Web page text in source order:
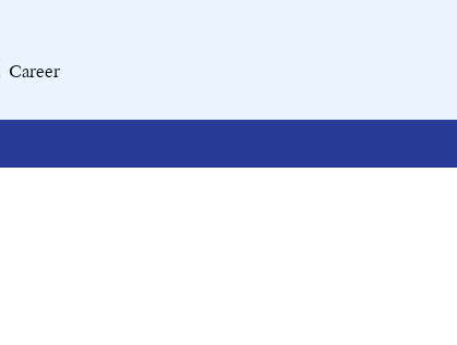
Career